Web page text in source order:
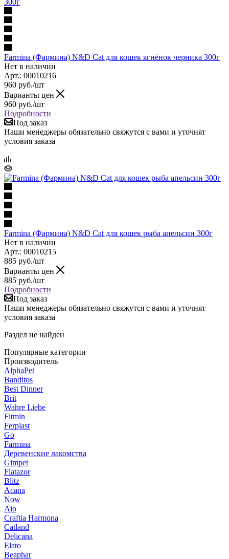
Farmina (Фармина) N&D Cat для кошек ягнёнок черника 300г
Нет в наличии
Арт.: 00010216
960 руб./шт
Варианты цен
960 руб./шт
Подробности
Под заказ
Наши менеджеры обязательно свяжутся с вами и уточнят
условия заказа
Farmina (Фармина) N&D Cat для кошек рыба апельсин 300г
Нет в наличии
Арт.: 00010215
885 руб./шт
Варианты цен
885 руб./шт
Подробности
Под заказ
Наши менеджеры обязательно свяжутся с вами и уточнят
условия заказа
Раздел не найден
Популярные категории
Производитель
AlphaPet
Banditos
Best Dinner
Brit
Wahre Liebe
Fitmin
Ferplast
Go
Farmina
Деревенские лакомства
Gimpet
Flatazor
Blitz
Acana
Now
Aio
Craftia Harmona
Catland
Delicana
Elato
Beaphar